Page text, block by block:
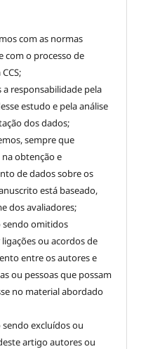
com as normas
com o processo de
a responsabilidade pela
estudo e pela análise
dos dados;
sempre que
obtenção e
de dados sobre os
está baseado,
dos avaliadores;
sendo omitidos
ou acordos de
entre os autores e
ou pessoas que possam
no material abordado
sendo excluídos ou
artigo autores ou